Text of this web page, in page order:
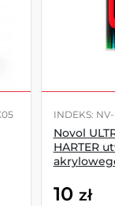
INDEKS:
Novol
HARTER
10 zł